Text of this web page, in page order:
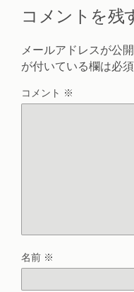
コメントを残
メールアドレスが公
が付いている欄は必
コメント ※
名前 ※